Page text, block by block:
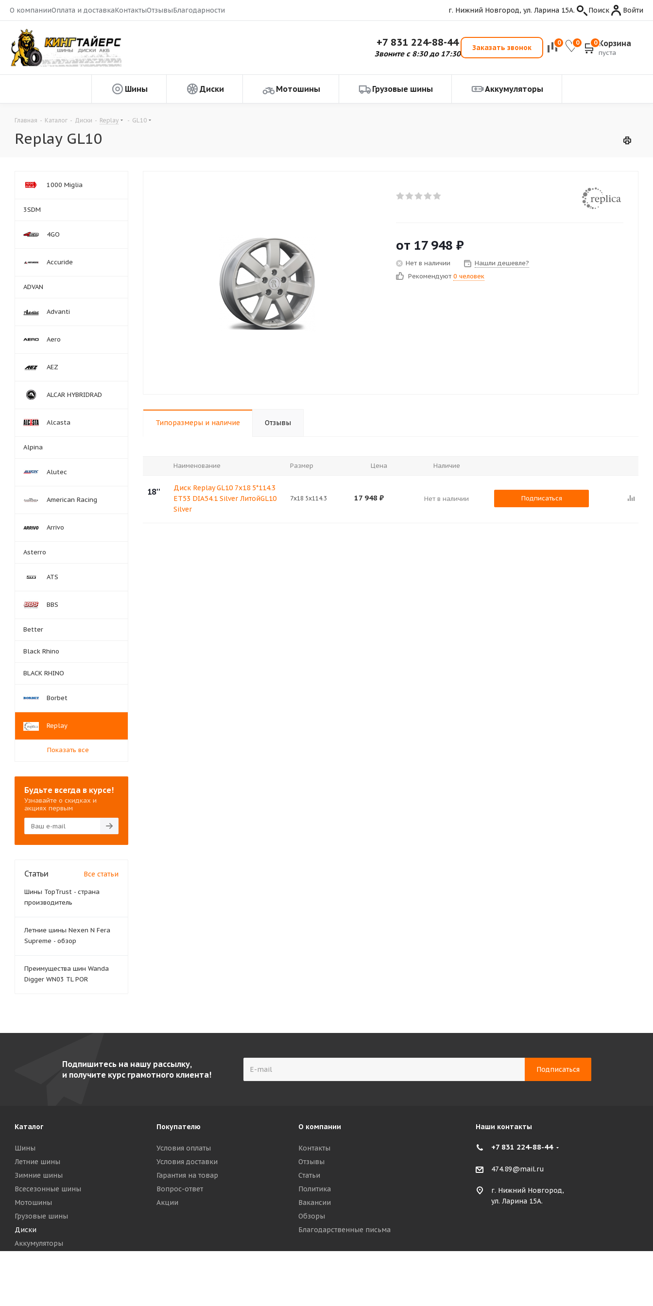
О компанииОплата и доставкаКонтактыОтзывыБлагодарности г. Нижний Новгород, ул. Ларина 15А. Поиск Войти
+7 831 224-88-44
Звоните с 8:30 до 17:30
Заказать звонок
0 0 0 Корзина
пуста
Шины Диски Мотошины Грузовые шины Аккумуляторы
Главная - Каталог - Диски - Replay - GL10
Replay GL10
от 17 948 ₽
Нет в наличии
Нашли дешевле?
Рекомендуют 0 человек
Типоразмеры и наличие Отзывы
Наименование Размер Цена Наличие
18''
Диск Replay GL10 7x18 5*114.3
ET53 DIA54.1 Silver ЛитойGL10
Silver
7x18 5x114.3 17 948 ₽ Нет в наличии Подписаться
1000 Miglia
3SDM
4GO
Accuride
ADVAN
Advanti
Aero
AEZ
ALCAR HYBRIDRAD
Alcasta
Alpina
Alutec
American Racing
Arrivo
Asterro
ATS
BBS
Better
Black Rhino
BLACK RHINO
Borbet
Replay
Показать все
Будьте всегда в курсе!
Узнавайте о скидках и
акциях первым
Статьи Все статьи
Шины TopTrust - страна
производитель
Летние шины Nexen N Fera
Supreme - обзор
Преимущества шин Wanda
Digger WN03 TL POR
Подпишитесь на нашу рассылку,
и получите курс грамотного клиента!
Каталог
Шины
Летние шины
Зимние шины
Всесезонные шины
Мотошины
Грузовые шины
Диски
Аккумуляторы
Покупателю
Условия оплаты
Условия доставки
Гарантия на товар
Вопрос-ответ
Акции
О компании
Контакты
Отзывы
Статьи
Политика
Вакансии
Обзоры
Благодарственные письма
Наши контакты
+7 831 224-88-44
474.89@mail.ru
г. Нижний Новгород,
ул. Ларина 15А.